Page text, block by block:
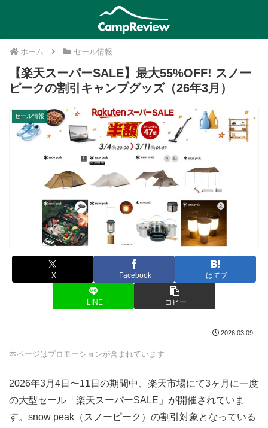
ホーム セール情報
【楽天スーパーSALE】最大55%OFF! スノー
ピークの割引キャンプグッズ（26年3月）
セール情報
X Facebook はてブ
LINE コピー
2026.03.09
本ページはプロモーションが含まれています
2026年3月4日〜11日の期間中、楽天市場にて3ヶ月に一度
の大型セール「楽天スーパーSALE」が開催されていま
す。snow peak（スノーピーク）の割引対象となっている